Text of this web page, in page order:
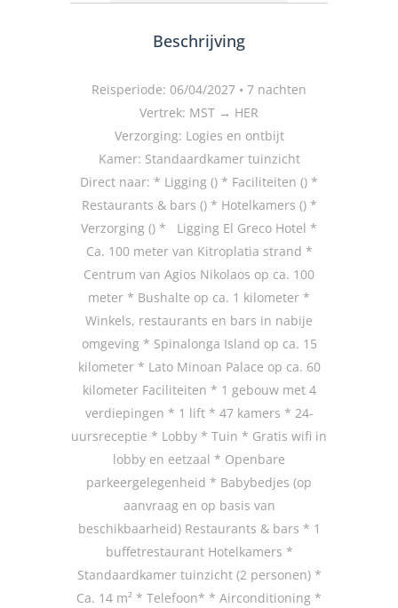
Beschrijving
Reisperiode: 06/04/2027 • 7 nachten
Vertrek: MST → HER
Verzorging: Logies en ontbijt
Kamer: Standaardkamer tuinzicht
Direct naar: * Ligging () * Faciliteiten () *
Restaurants & bars () * Hotelkamers () *
Verzorging () * Ligging El Greco Hotel *
Ca. 100 meter van Kitroplatia strand *
Centrum van Agios Nikolaos op ca. 100
meter * Bushalte op ca. 1 kilometer *
Winkels, restaurants en bars in nabije
omgeving * Spinalonga Island op ca. 15
kilometer * Lato Minoan Palace op ca. 60
kilometer Faciliteiten * 1 gebouw met 4
verdiepingen * 1 lift * 47 kamers * 24-
uursreceptie * Lobby * Tuin * Gratis wifi in
lobby en eetzaal * Openbare
parkeergelegenheid * Babybedjes (op
aanvraag en op basis van
beschikbaarheid) Restaurants & bars * 1
buffetrestaurant Hotelkamers *
Standaardkamer tuinzicht (2 personen) *
Ca. 14 m² * Telefoon* * Airconditioning *